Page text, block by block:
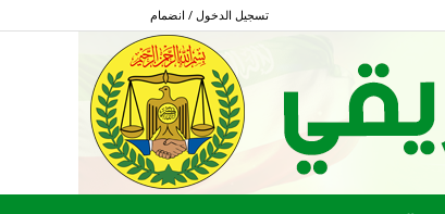
تسجيل الدخول / انضمام